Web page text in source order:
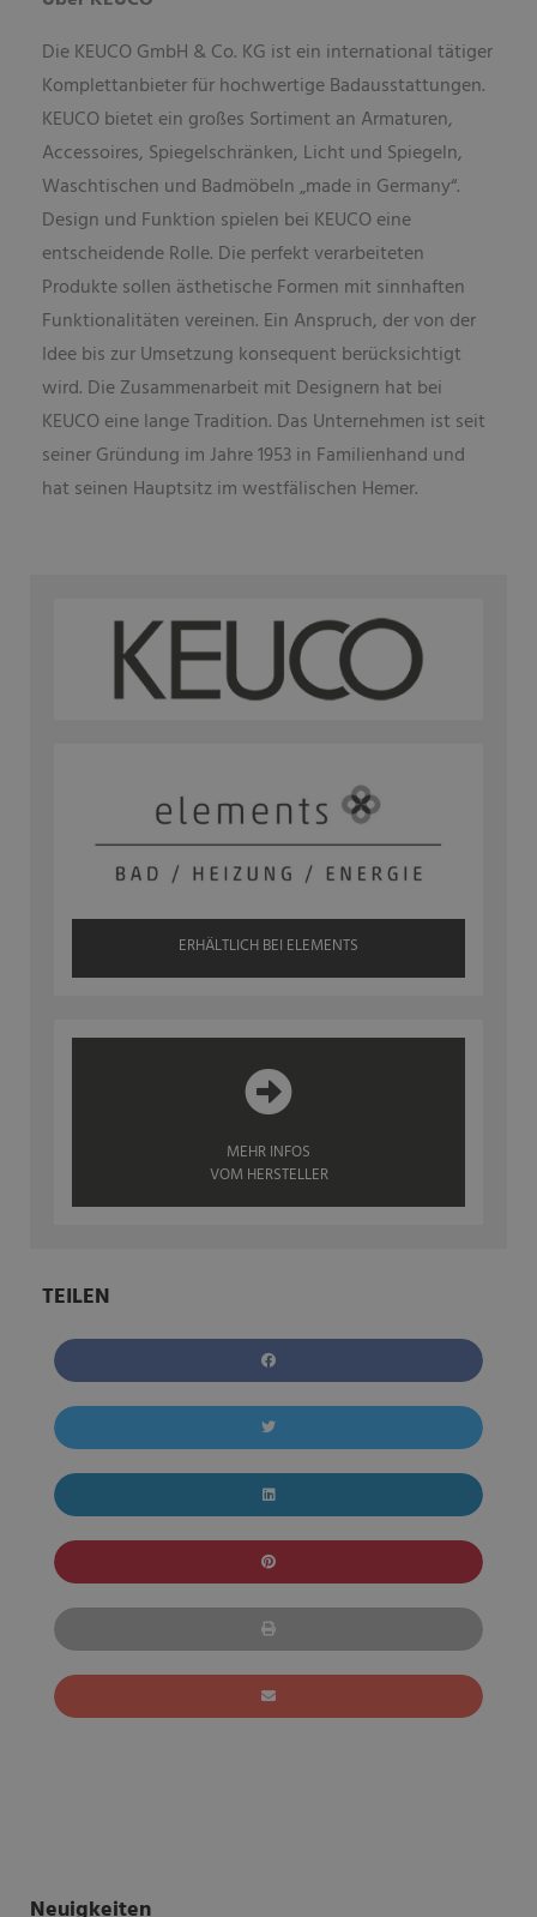
Die KEUCO GmbH & Co. KG ist ein international tätiger
Komplettanbieter für hochwertige Badausstattungen.
KEUCO bietet ein großes Sortiment an Armaturen,
Accessoires, Spiegelschränken, Licht und Spiegeln,
Waschtischen und Badmöbeln „made in Germany“.
Design und Funktion spielen bei KEUCO eine
entscheidende Rolle. Die perfekt verarbeiteten
Produkte sollen ästhetische Formen mit sinnhaften
Funktionalitäten vereinen. Ein Anspruch, der von der
Idee bis zur Umsetzung konsequent berücksichtigt
wird. Die Zusammenarbeit mit Designern hat bei
KEUCO eine lange Tradition. Das Unternehmen ist seit
seiner Gründung im Jahre 1953 in Familienhand und
hat seinen Hauptsitz im westfälischen Hemer.
ERHÄLTLICH BEI ELEMENTS
MEHR INFOS
VOM HERSTELLER
TEILEN